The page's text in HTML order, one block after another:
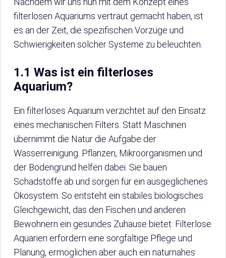
filterlosen Aquariums vertraut gemacht haben, ist
es an der Zeit, die spezifischen Vorzüge und
Schwierigkeiten solcher Systeme zu beleuchten.
1.1 Was ist ein filterloses
Aquarium?
Ein filterloses Aquarium verzichtet auf den Einsatz
eines mechanischen Filters. Statt Maschinen
übernimmt die Natur die Aufgabe der
Wasserreinigung. Pflanzen, Mikroorganismen und
der Bodengrund helfen dabei. Sie bauen
Schadstoffe ab und sorgen für ein ausgeglichenes
Ökosystem. So entsteht ein stabiles biologisches
Gleichgewicht, das den Fischen und anderen
Bewohnern ein gesundes Zuhause bietet. Filterlose
Aquarien erfordern eine sorgfältige Pflege und
Planung, ermöglichen aber auch ein naturnahes